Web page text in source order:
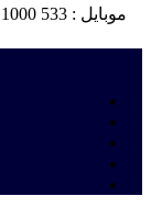
موبایل : 533 1000 0919